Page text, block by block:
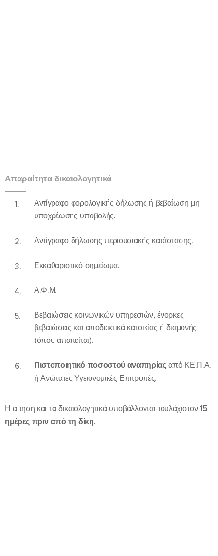
Απαραίτητα δικαιολογητικά
Αντίγραφο φορολογικής δήλωσης ή βεβαίωση μη
υποχρέωσης υποβολής.
Αντίγραφο δήλωσης περιουσιακής κατάστασης.
Εκκαθαριστικό σημείωμα.
Α.Φ.Μ.
Βεβαιώσεις κοινωνικών υπηρεσιών, ένορκες
βεβαιώσεις και αποδεικτικά κατοικίας ή διαμονής
(όπου απαιτείται).
Πιστοποιητικό ποσοστού αναπηρίαςαπό ΚΕ.Π.Α.
ή Ανώτατες Υγειονομικές Επιτροπές.
Η αίτηση και τα δικαιολογητικά υποβάλλονται τουλάχιστον15
ημέρες πριν από τη δίκη.